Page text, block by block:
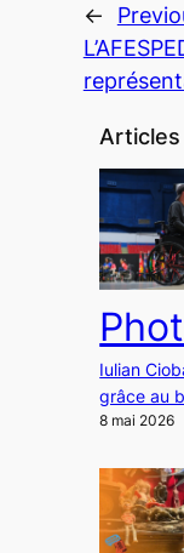
←
Iulian
grâce au
8 mai 2026